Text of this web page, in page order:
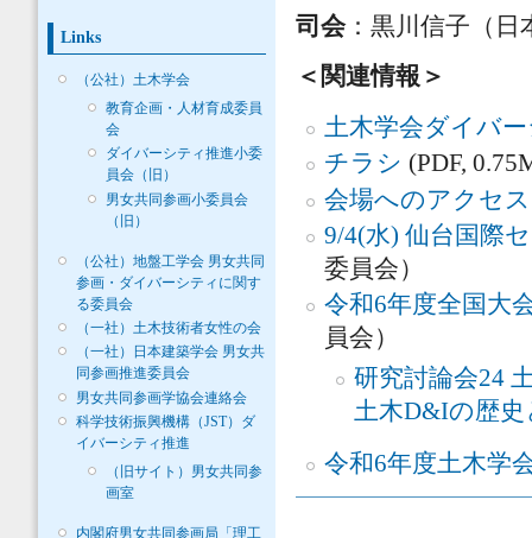
Links
（公社）土木学会
教育企画・人材育成委員
会
ダイバーシティ推進小委
員会（旧）
男女共同参画小委員会
（旧）
（公社）地盤工学会 男女共同
参画・ダイバーシティに関す
る委員会
（一社）土木技術者女性の会
（一社）日本建築学会 男女共
同参画推進委員会
男女共同参画学協会連絡会
科学技術振興機構（JST）ダ
イバーシティ推進
（旧サイト）男女共同参
画室
内閣府男女共同参画局「理工
司会：黒川信子（日
＜関連情報＞
土木学会ダイバ
チラシ (PDF,
会場へのアクセス
9/4(水) 仙台国際
委員会）
令和6年度全国大
員会）
研究討論会24
土木D&Iの歴史
令和6年度土木学